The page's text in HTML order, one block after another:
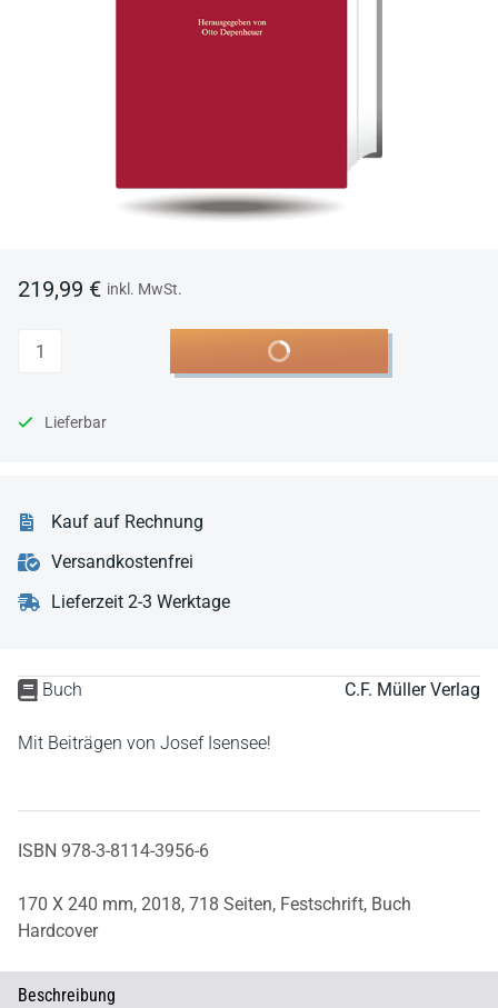
Buch C.F. Müller Verlag
Mit Beiträgen von Josef Isensee!
ISBN 978-3-8114-3956-6
170 X 240 mm, 2018, 718 Seiten, Festschrift, Buch
Hardcover
219,99 € inkl. MwSt.
Anzahl In den Warenkorb
Lieferbar
Kauf auf Rechnung
Versandkostenfrei
Lieferzeit 2-3 Werktage
Beschreibung